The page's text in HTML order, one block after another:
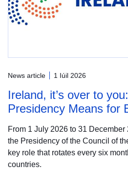
News article 1 Iúil 2026
Ireland, it’s over to
Presidency Means for
From 1 July 2026 to 31
the Presidency of the Council of
key role that rotates every six
countries.